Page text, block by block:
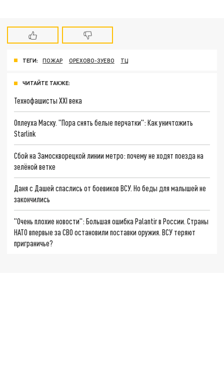
ТЕГИ: ПОЖАР ОРЕХОВО-ЗУЕВО ТЦ
ЧИТАЙТЕ ТАКЖЕ:
Технофашисты XXI века
Оплеуха Маску. "Пора снять белые перчатки": Как уничтожить
Starlink
Сбой на Замоскворецкой линии метро: почему не ходят поезда на
зелёной ветке
Даня с Дашей спаслись от боевиков ВСУ. Но беды для малышей не
закончились
"Очень плохие новости": Большая ошибка Palantir в России. Страны
НАТО впервые за СВО остановили поставки оружия. ВСУ теряют
приграничье?